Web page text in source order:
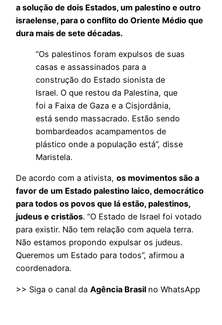
a solução de dois Estados, um palestino e outro
israelense, para o conflito do Oriente Médio que
dura mais de sete décadas.
“Os palestinos foram expulsos de suas
casas e assassinados para a
construção do Estado sionista de
Israel. O que restou da Palestina, que
foi a Faixa de Gaza e a Cisjordânia,
está sendo massacrado. Estão sendo
bombardeados acampamentos de
plástico onde a população está”, disse
Maristela.
De acordo com a ativista, os movimentos são a
favor de um Estado palestino laico, democrático
para todos os povos que lá estão, palestinos,
judeus e cristãos. “O Estado de Israel foi votado
para existir. Não tem relação com aquela terra.
Não estamos propondo expulsar os judeus.
Queremos um Estado para todos”, afirmou a
coordenadora.
>> Siga o canal da Agência Brasil no WhatsApp